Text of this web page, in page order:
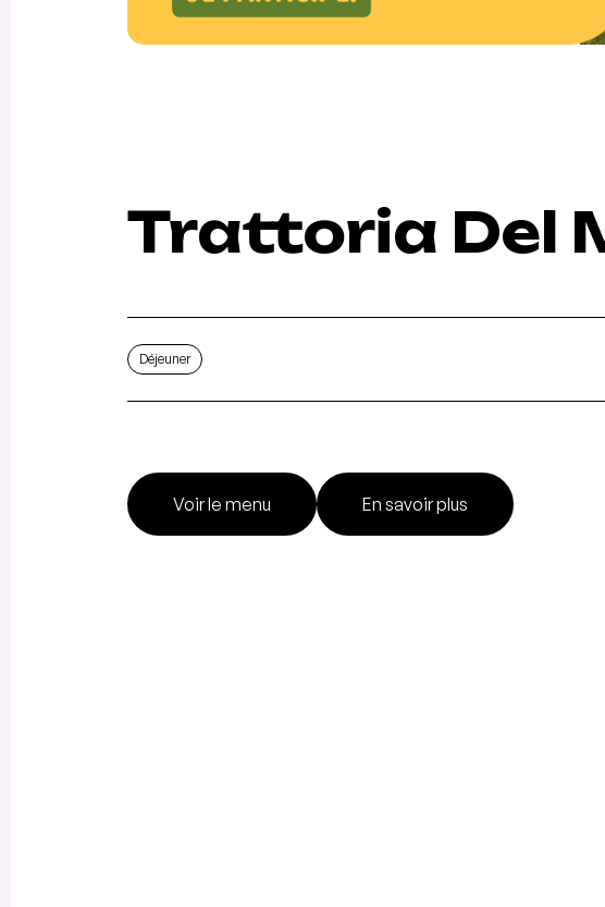
Trattoria Del
Déjeuner
Voir le menu En savoir plus